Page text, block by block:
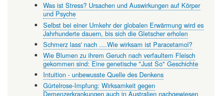
Was ist Stress? Ursachen und Auswirkungen auf Körper
und Psyche
Selbst bei einer Umkehr der globalen Erwärmung wird es
Jahrhunderte dauern, bis sich die Gletscher erholen
Schmerz lass' nach ....Wie wirksam ist Paracetamol?
Wie Blumen zu ihrem Geruch nach verfaultem Fleisch
gekommen sind: Eine genetische "Just So" Geschichte
Intuition - unbewusste Quelle des Denkens
Gürtelrose-Impfung: Wirksamkeit gegen
Demenzerkrankungen auch in Australien nachgewiesen